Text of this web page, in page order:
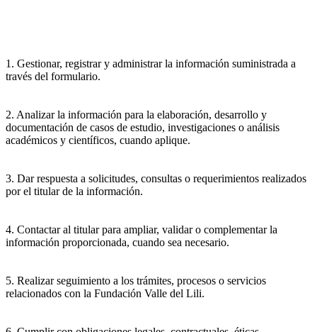
1. Gestionar, registrar y administrar la información suministrada a
través del formulario.
2. Analizar la información para la elaboración, desarrollo y
documentación de casos de estudio, investigaciones o análisis
académicos y científicos, cuando aplique.
3. Dar respuesta a solicitudes, consultas o requerimientos realizados
por el titular de la información.
4. Contactar al titular para ampliar, validar o complementar la
información proporcionada, cuando sea necesario.
5. Realizar seguimiento a los trámites, procesos o servicios
relacionados con la Fundación Valle del Lili.